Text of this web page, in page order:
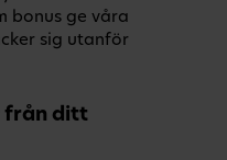
bonus ge våra
sig utanför
från ditt